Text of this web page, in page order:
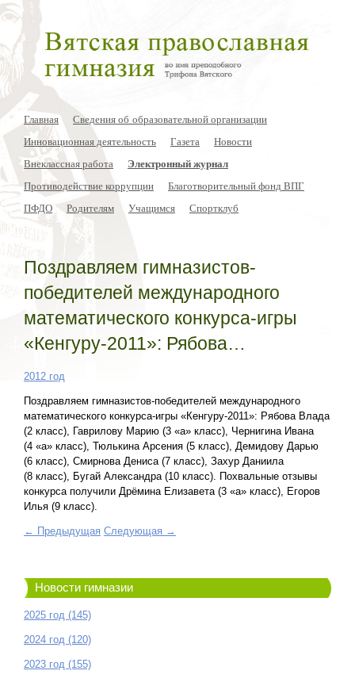
Главная
Сведения об образовательной организации
Инновационная деятельность
Газета
Новости
Внеклассная работа
Электронный журнал
Противодействие коррупции
Благотворительный фонд ВПГ
ПФДО
Родителям Учащимся Спортклуб
Поздравляем гимназистов-
победителей международного
математического конкурса-игры
«Кенгуру-2011»: Рябова…
2012 год
Поздравляем гимназистов-победителей международного
математического конкурса-игры «Кенгуру-2011»: Рябова Влада
(2 класс), Гаврилову Марию (3 «а» класс), Чернигина Ивана
(4 «а» класс), Тюлькина Арсения (5 класс), Демидову Дарью
(6 класс), Смирнова Дениса (7 класс), Захур Даниила
(8 класс), Бугай Александра (10 класс). Похвальные отзывы
конкурса получили Дрёмина Елизавета (3 «а» класс), Егоров
Илья (9 класс).
← Предыдущая Следующая →
Новости гимназии
2025 год (145)
2024 год (120)
2023 год (155)